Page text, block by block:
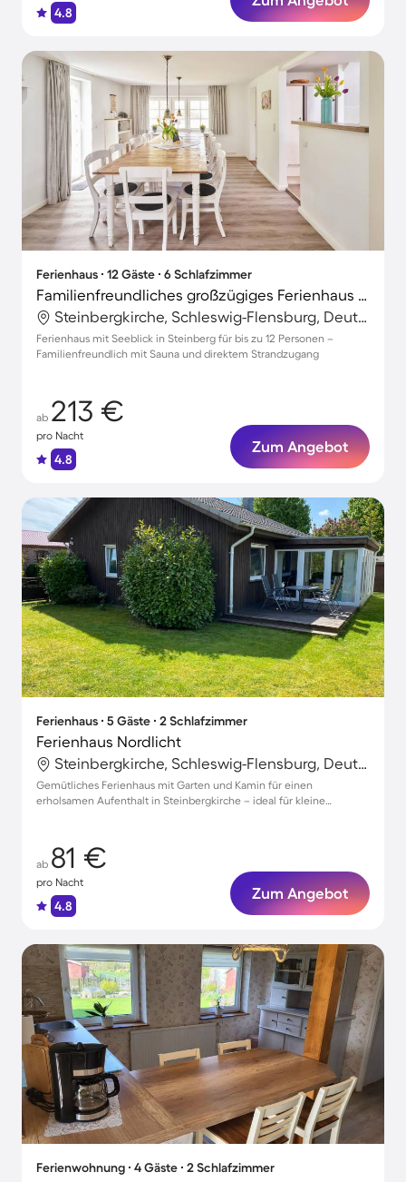
4.8
Ferienhaus ∙ 12 Gäste ∙ 6 Schlafzimmer
Familienfreundliches großzügiges Ferienhaus mit Sauna, Grill und Terrasse | Seeblick | Haustierfreundlich
Steinbergkirche, Schleswig-Flensburg, Deutschland
Ferienhaus mit Seeblick in Steinberg für bis zu 12 Personen –
Familienfreundlich mit Sauna und direktem Strandzugang
ab 213 €
pro Nacht
4.8
Zum Angebot
Ferienhaus ∙ 5 Gäste ∙ 2 Schlafzimmer
Ferienhaus Nordlicht
Steinbergkirche, Schleswig-Flensburg, Deutschland
Gemütliches Ferienhaus mit Garten und Kamin für einen
erholsamen Aufenthalt in Steinbergkirche – ideal für kleine
ab 81 €
pro Nacht
4.8
Zum Angebot
Ferienwohnung ∙ 4 Gäste ∙ 2 Schlafzimmer